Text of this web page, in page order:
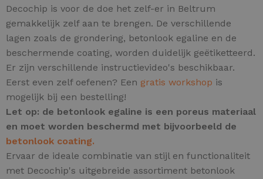
Decochip is voor de doe het zelf-er in Beltrum
gemakkelijk zelf aan te brengen. De verschillende
lagen zoals de grondering, betonlook egaline en de
beschermende coating, worden duidelijk geëtiketteerd.
Er zijn verschillende instructievideo's beschikbaar.
Eerst even zelf oefenen? Een gratis workshop is
mogelijk bij een bestelling!
Let op: de betonlook egaline is een poreus materiaal
en moet worden beschermd met bijvoorbeeld de
betonlook coating.
Ervaar de ideale combinatie van stijl en functionaliteit
met Decochip's uitgebreide assortiment betonlook